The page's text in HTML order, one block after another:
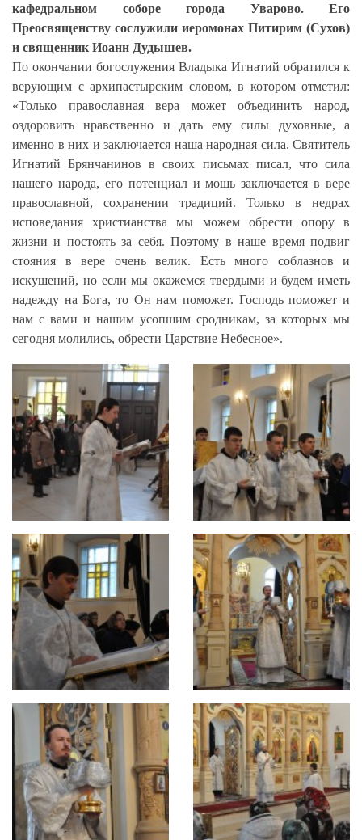
кафедральном соборе города Уварово. Его
Преосвященству сослужили иеромонах Питирим (Сухов)
и священник Иоанн Дудышев.
По окончании богослужения Владыка Игнатий обратился к
верующим с архипастырским словом, в котором отметил:
«Только православная вера может объединить народ,
оздоровить нравственно и дать ему силы духовные, а
именно в них и заключается наша народная сила. Святитель
Игнатий Брянчанинов в своих письмах писал, что сила
нашего народа, его потенциал и мощь заключается в вере
православной, сохранении традиций. Только в недрах
исповедания христианства мы можем обрести опору в
жизни и постоять за себя. Поэтому в наше время подвиг
стояния в вере очень велик. Есть много соблазнов и
искушений, но если мы окажемся твердыми и будем иметь
надежду на Бога, то Он нам поможет. Господь поможет и
нам с вами и нашим усопшим сродникам, за которых мы
сегодня молились, обрести Царствие Небесное».